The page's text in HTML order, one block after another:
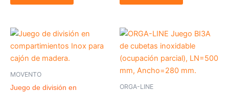
MOVENTO
Juego de división en
ORGA-LINE